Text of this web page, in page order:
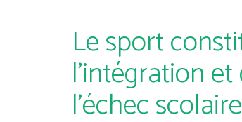
Le sport
l’intégration
l’échec